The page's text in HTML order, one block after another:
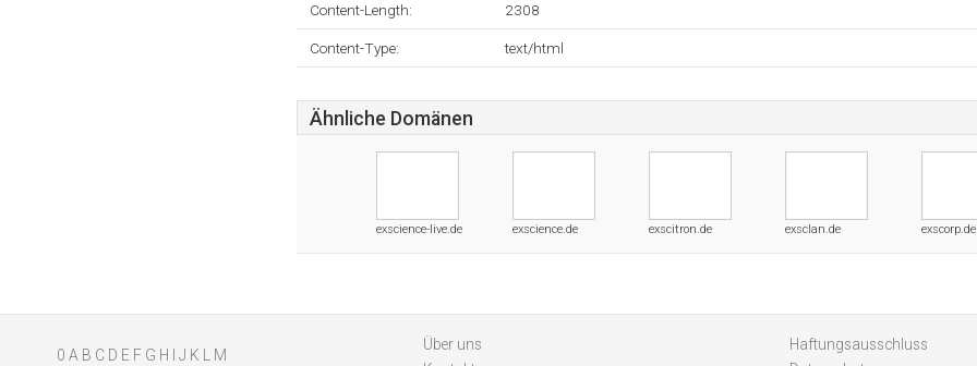
Content-Length: 2308
Content-Type: text/html
Ähnliche Domänen
exscience-live.de exscience.de exscitron.de exsclan.de exscorp.de
0 A B C D E F G H J K M
Über uns
Haftungsausschluss